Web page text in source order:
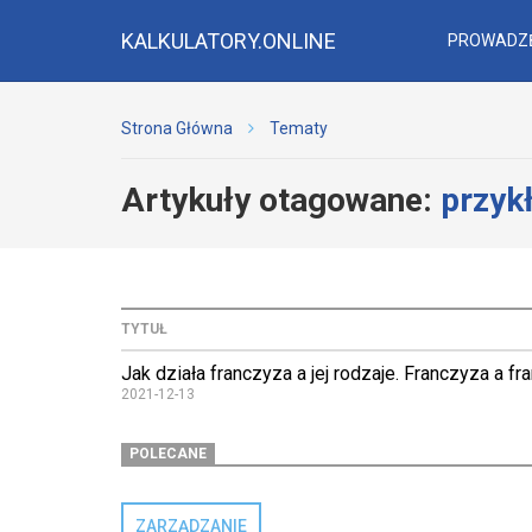
KALKULATORY.ONLINE
Strona Główna Tematy
Artykuły otagowane:
TYTUŁ
Jak działa franczyza a jej rodzaje. Franczyza a
2021-12-13
POLECANE
ZARZĄDZANIE